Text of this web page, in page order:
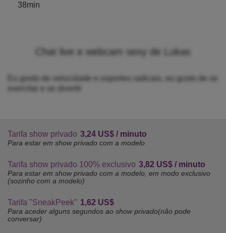
38min
Chat live e webcam sexy de Lukas
Eu gosto de velocidade e esportes radicais, eu gosto de se
exercitar e se divertir
Tarifa show privado 3,24 US$ / minuto
Para estar em show privado com a modelo
Tarifa show privado 100% exclusivo 3,82 US$ / minuto
Para estar em show privado com a modelo, em modo exclusivo
(sozinho com a modelo)
Tarifa "SneakPeek" 1,62 US$
Para aceder alguns segundos ao show privado(não pode
conversar)